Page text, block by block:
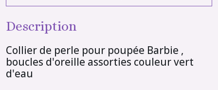
Description
Collier de perle pour poupée Barbie ,
boucles d'oreille assorties couleur vert
d'eau